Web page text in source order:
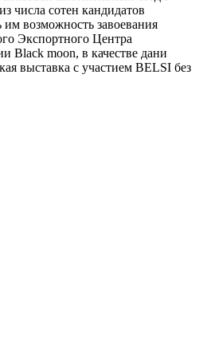
числа сотен кандидатов
им возможность завоевания
Экспортного Центра
Black moon, в качестве дани
выставка с участием BELSI без